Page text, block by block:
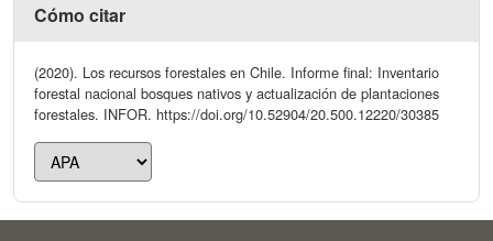
Cómo citar
(2020). Los recursos forestales en Chile. Informe final: Inventario
forestal nacional bosques nativos y actualización de plantaciones
forestales. INFOR. https://doi.org/10.52904/20.500.12220/30385